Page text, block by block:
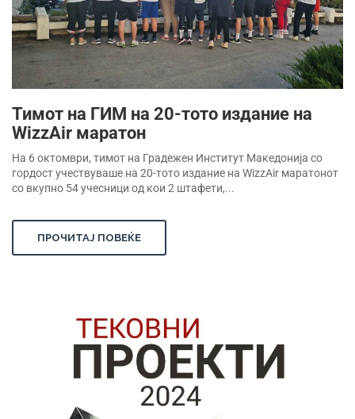
Тимот на ГИМ на 20-тото издание на
WizzAir маратон
На 6 октомври, тимот на Градежен Институт Македонија со
гордост учествуваше на 20-тото издание на WizzAir маратонот
со вкупно 54 учесници од кои 2 штафети,...
ПРОЧИТАЈ ПОВЕЌЕ